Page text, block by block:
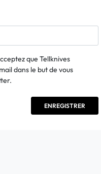
que Tellknives
dans le but de vous